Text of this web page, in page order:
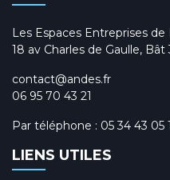
Les Espaces Entreprises de
18 av Charles de Gaulle, Bât
contact@andes.fr
06 95 70 43 21
Par téléphone : 05 34 43 05
LIENS UTILES